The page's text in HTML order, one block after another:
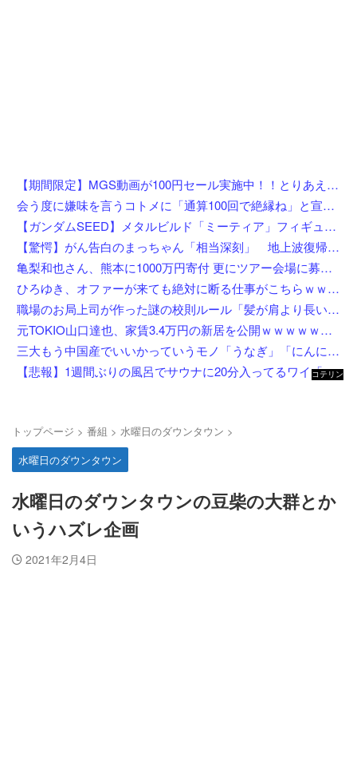
【期間限定】MGS動画が100円セール実施中！！とりあえず全部買うやろｗｗｗｗｗ
会う度に嫌味を言うコトメに「通算100回で絶縁ね」と宣言した私！カウント達成後、鍵を交換して庭で喚くコトメに仕掛けた恥ずかしすぎる撃退法←律儀に録音＆カウントしてて草
【ガンダムSEED】メタルビルド「ミーティア」フィギュア【プレバン受注開始】
【驚愕】がん告白のまっちゃん「相当深刻」 地上波復帰の意外な切り札はまさかの…w w w w w w w w w
亀梨和也さん、熊本に1000万円寄付 更にツアー会場に募金箱設置
ひろゆき、オファーが来ても絶対に断る仕事がこちらｗｗｗｗｗｗｗｗ
職場のお局上司が作った謎の校則ルール「髪が肩より長いなら絶対に結べ！」→染髪やパーマはOKなのに『髪を下ろすこと』だけを徹底的に禁じる50代女性リーダーに全員あきらめモード←何そのこだわり
元TOKIO山口達也、家賃3.4万円の新居を公開ｗｗｗｗｗｗｗｗ
三大もう中国産でいいかっていうモノ「うなぎ」「にんにく」
【悲報】1週間ぶりの風呂でサウナに20分入ってるワイ「んふぅ…全身の毛穴からくっさい汗ドバドバ出てるぅ…」←これw w w w w w w
コテリン
トップページ > 番組 > 水曜日のダウンタウン >
水曜日のダウンタウン
水曜日のダウンタウンの豆柴の大群とか
いうハズレ企画
2021年2月4日